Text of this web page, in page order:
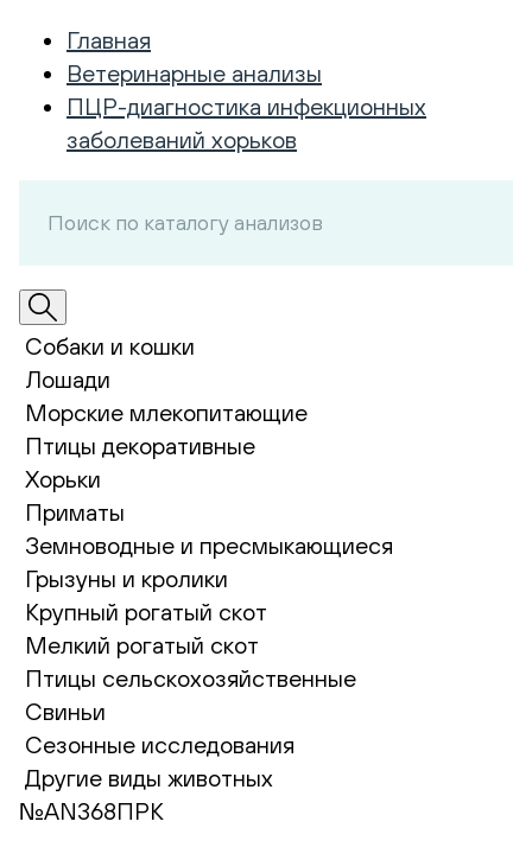
Главная
Ветеринарные анализы
ПЦР-диагностика инфекционных
заболеваний хорьков
Собаки и кошки
Лошади
Морские млекопитающие
Птицы декоративные
Хорьки
Приматы
Земноводные и пресмыкающиеся
Грызуны и кролики
Крупный рогатый скот
Мелкий рогатый скот
Птицы сельскохозяйственные
Свиньи
Сезонные исследования
Другие виды животных
№AN368ПРК